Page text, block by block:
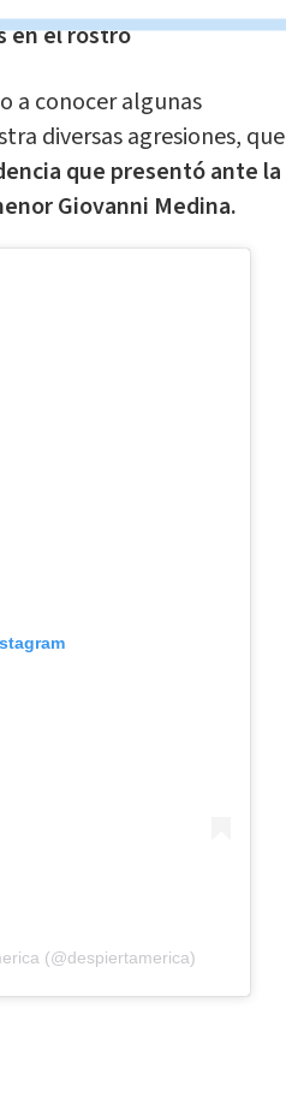
en el rostro
a conocer algunas
diversas agresiones, que
que presentó ante la
Giovanni Medina.
(@despiertamerica)